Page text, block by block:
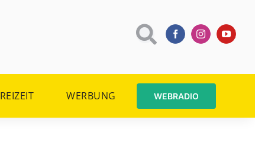
WERBUNG WEBRADIO